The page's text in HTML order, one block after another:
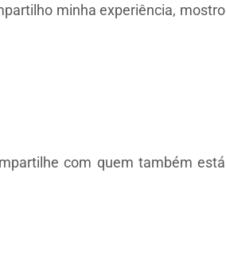
minha experiência, mostro
com quem também está